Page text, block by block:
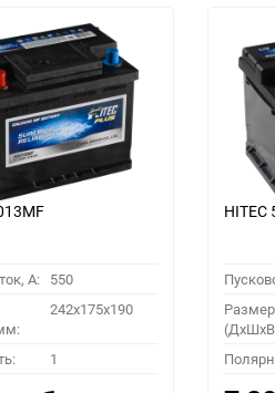
A: 550
242x175x190
1
HITEC